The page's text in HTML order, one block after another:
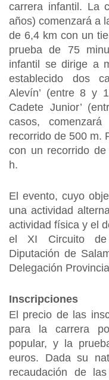
carrera infantil. La
años) comenzará a
de 6,4 km con un
prueba de 75
infantil se dirige a
establecido dos
Alevín’ (entre 8 y
Cadete Junior’
casos,
recorrido de 500 m.
con un recorrido
h.
El evento, cuyo
una actividad
actividad física y el
el XI Circuito de
Diputación de
Delegación
Inscripciones
El precio de las
para la carrera
popular, y la
euros. Dada su
recaudación de